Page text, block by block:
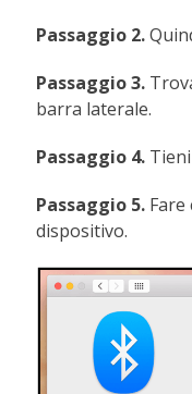
Passaggio 2.
Passaggio 3.
barra laterale.
Passaggio 4.
Passaggio 5. Fare
dispositivo.